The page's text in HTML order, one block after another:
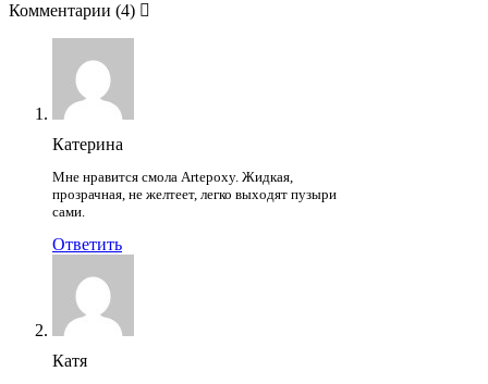
Комментарии (4)
Катерина
Мне нравится смола Artepoxy. Жидкая,
прозрачная, не желтеет, легко выходят пузыри
сами.
Ответить
Катя